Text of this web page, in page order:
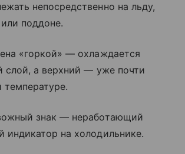
непосредственно на льду,
поддоне.
«горкой» — охлаждается
слой, а верхний — уже почти
знак — неработающий
индикатор на холодильнике.